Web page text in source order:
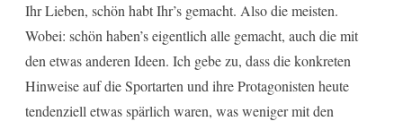
Ihr Lieben, schön habt Ihr’s gemacht. Also die meisten.
Wobei: schön haben’s eigentlich alle gemacht, auch die mit
den etwas anderen Ideen. Ich gebe zu, dass die konkreten
Hinweise auf die Sportarten und ihre Protagonisten heute
tendenziell etwas spärlich waren, was weniger mit den